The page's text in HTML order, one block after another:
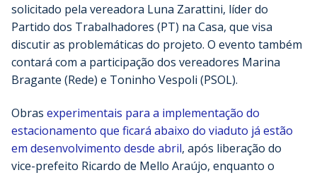
solicitado pela vereadora Luna Zarattini, líder do
Partido dos Trabalhadores (PT) na Casa, que visa
discutir as problemáticas do projeto. O evento também
contará com a participação dos vereadores Marina
Bragante (Rede) e Toninho Vespoli (PSOL).
Obras experimentais para a implementação do
estacionamento que ficará abaixo do viaduto já estão
em desenvolvimento desde abril, após liberação do
vice-prefeito Ricardo de Mello Araújo, enquanto o